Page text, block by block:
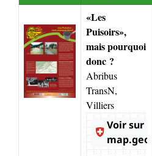
«Les
Puisoirs»,
mais pourquoi
donc ?
Abribus
TransN,
Villiers